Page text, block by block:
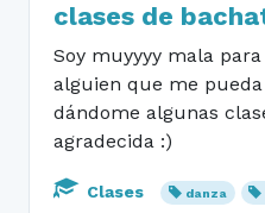
clases de
Soy muyyyy mala
alguien que me
dándome algunas
agradecida :)
Clases danza